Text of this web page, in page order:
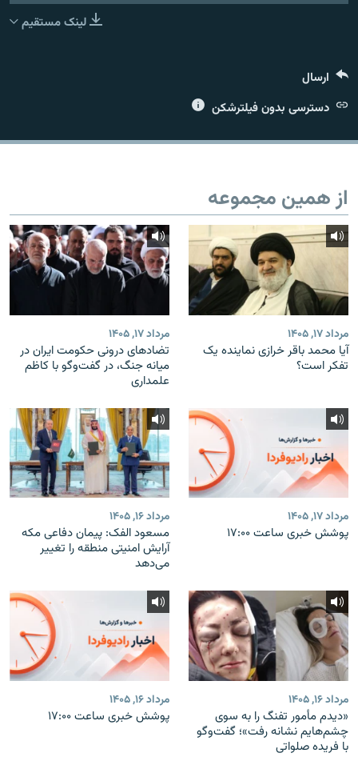
لینک مستقیم
ارسال
دسترسی بدون فیلترشکن
از همین مجموعه
مرداد ۱۷, ۱۴۰۵
آیا محمد باقر خرازی نماینده یک
تفکر است؟
مرداد ۱۷, ۱۴۰۵
تضادهای درونی حکومت ایران در
میانه جنگ، در گفت‌‌وگو با کاظم
علمداری
مرداد ۱۷, ۱۴۰۵
پوشش خبری ساعت ۱۷:۰۰
مرداد ۱۶, ۱۴۰۵
مسعود الفک: پیمان دفاعی مکه
آرایش امنیتی منطقه را تغییر
می‌دهد
مرداد ۱۶, ۱۴۰۵
«دیدم مأمور تفنگ را به سوی
چشم‌هایم نشانه رفت»؛ گفت‌و‌گو
با فریده صلواتی
مرداد ۱۶, ۱۴۰۵
پوشش خبری ساعت ۱۷:۰۰